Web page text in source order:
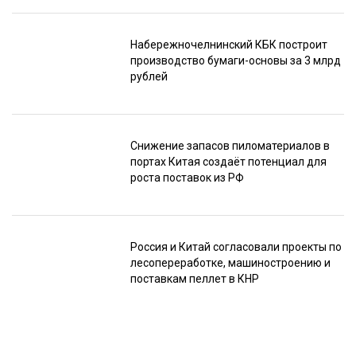
Набережночелнинский КБК построит
производство бумаги-основы за 3 млрд
рублей
Снижение запасов пиломатериалов в
портах Китая создаёт потенциал для
роста поставок из РФ
Россия и Китай согласовали проекты по
лесопереработке, машиностроению и
поставкам пеллет в КНР